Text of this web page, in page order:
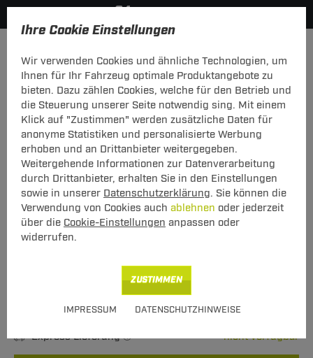
Ihre Cookie Einstellungen
Wir verwenden Cookies und ähnliche Technologien, um
Ihnen für Ihr Fahrzeug optimale Produktangebote zu
bieten. Dazu zählen Cookies, welche für den Betrieb und
die Steuerung unserer Seite notwendig sing. Mit einem
Klick auf "Zustimmen" werden zusätzliche Daten für
anonyme Statistiken und personalisierte Werbung
erhoben und an Drittanbieter weitergegeben.
Weitergehende Informationen zur Datenverarbeitung
durch Drittanbieter, erhalten Sie in den Einstellungen
sowie in unserer Datenschutzerklärung. Sie können die
Verwendung von Cookies auch ablehnen oder jederzeit
über die Cookie-Einstellungen anpassen oder
widerrufen.
IMPRESSUM DATENSCHUTZHINWEISE
ZUSTIMMEN
vorheriger Artikel nächster Artikel
ZB AHK Hitzeschild BMW E36 Comp
318/323i
ZB AHK Hitzeschild BMW E36 Comp
318/323i
Art.-Nr.
T24ZT242-1
Unser Preis
Benachrichtigung bei Verfügbarkeit
Express Lieferung nicht verfügbar